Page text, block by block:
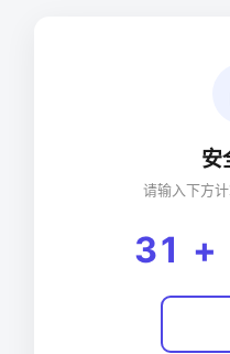
安
请输入下方
31 +